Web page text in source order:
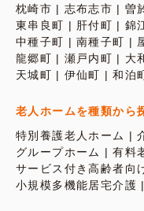
枕崎市
志布志市 曽
東串良町
肝付町 錦
中種子町
南種子町
龍郷町
瀬戸内町 大
天城町
伊仙町 和泊
老人ホームを種類から
特別養護老人ホーム
グループホーム
有料
サービス付き高齢者向
小規模多機能居宅介護